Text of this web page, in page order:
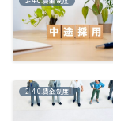
2-4-0.賃金制度